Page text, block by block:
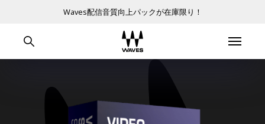
Waves配信音質向上パックが在庫限り！